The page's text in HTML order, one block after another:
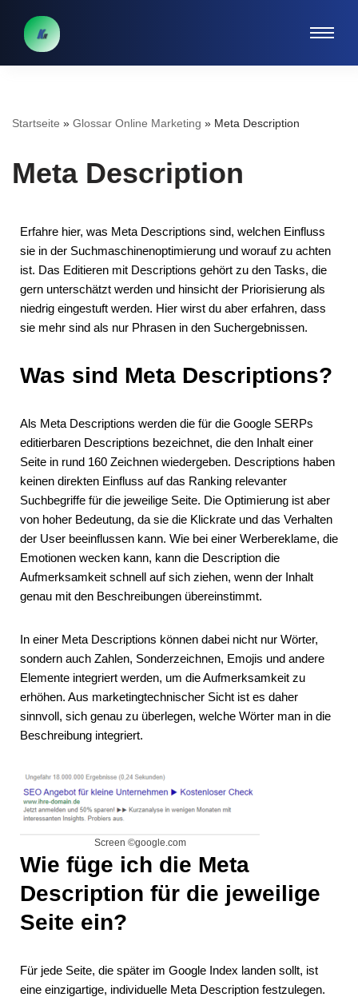
Zum
Startseite » Glossar Online Marketing » Meta Description
Meta Description
Erfahre hier, was Meta Descriptions sind, welchen Einfluss
sie in der Suchmaschinenoptimierung und worauf zu achten
ist. Das Editieren mit Descriptions gehört zu den Tasks, die
gern unterschätzt werden und hinsicht der Priorisierung als
niedrig eingestuft werden. Hier wirst du aber erfahren, dass
sie mehr sind als nur Phrasen in den Suchergebnissen.
Was sind Meta Descriptions?
Als Meta Descriptions werden die für die Google SERPs
editierbaren Descriptions bezeichnet, die den Inhalt einer
Seite in rund 160 Zeichnen wiedergeben. Descriptions haben
keinen direkten Einfluss auf das Ranking relevanter
Suchbegriffe für die jeweilige Seite. Die Optimierung ist aber
von hoher Bedeutung, da sie die Klickrate und das Verhalten
der User beeinflussen kann. Wie bei einer Werbereklame, die
Emotionen wecken kann, kann die Description die
Aufmerksamkeit schnell auf sich ziehen, wenn der Inhalt
genau mit den Beschreibungen übereinstimmt.
In einer Meta Descriptions können dabei nicht nur Wörter,
sondern auch Zahlen, Sonderzeichnen, Emojis und andere
Elemente integriert werden, um die Aufmerksamkeit zu
erhöhen. Aus marketingtechnischer Sicht ist es daher
sinnvoll, sich genau zu überlegen, welche Wörter man in die
Beschreibung integriert.
Screen ©google.com
Wie füge ich die Meta
Description für die jeweilige
Seite ein?
Für jede Seite, die später im Google Index landen sollt, ist
eine einzigartige, individuelle Meta Description festzulegen.